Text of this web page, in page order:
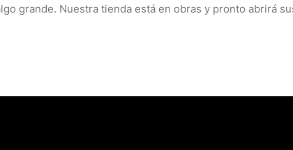
grande. Nuestra tienda está en obras y pronto abrirá